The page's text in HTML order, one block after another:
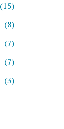
(15)
(8)
(7)
(7)
(3)